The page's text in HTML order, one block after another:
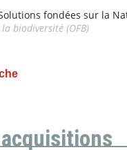
fondées sur la
biodiversité (OFB)